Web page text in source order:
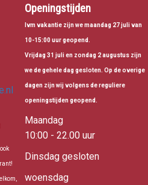
Openingstijden
Ivm vakantie zijn we maandag 27 juli van
10-15:00 uur geopend.
Vrijdag 31 juli en zondag 2 augustus zijn
we de gehele dag gesloten. Op de overige
dagen zijn wij volgens de reguliere
openingstijden geopend.
Maandag
10:00 - 22.00 uur
Dinsdag gesloten
woensdag